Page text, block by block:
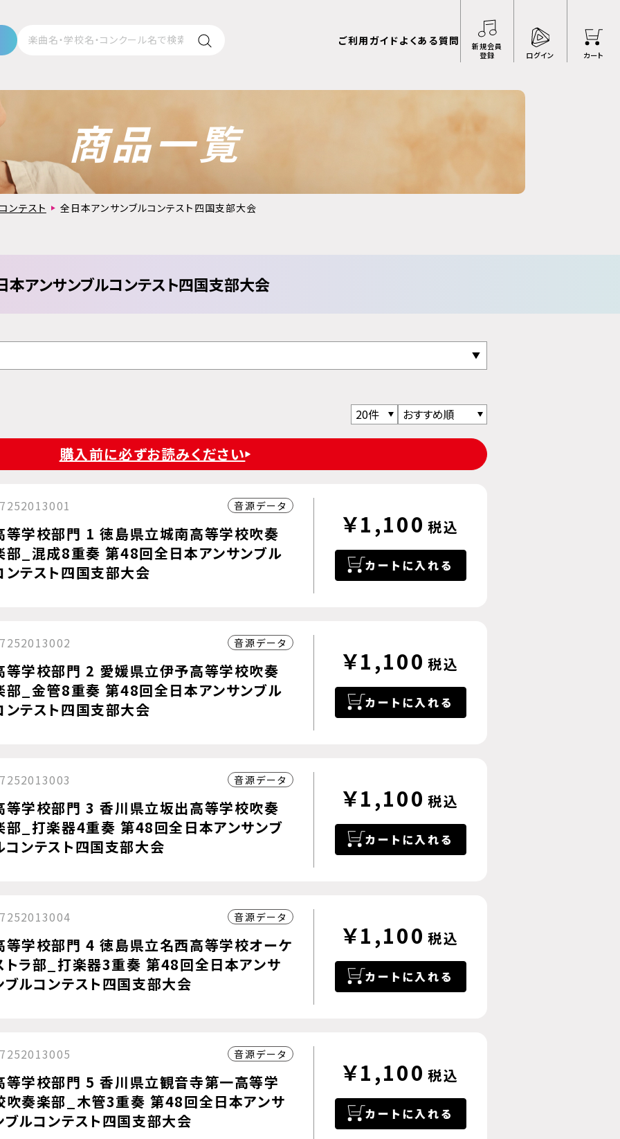
ご利用ガイドよくある質問
新規会員
登録
ログイン カート
商品一覧
ンテスト 全日本アンサンブルコンテスト四国支部大会
本アンサンブルコンテスト四国支部大会
購入前に必ずお読みください
音源データ
等学校部門 1 徳島県立城南高等学校吹奏
部_混成8重奏 第48回全日本アンサンブル
ンテスト四国支部大会
￥1,100 税込
カートに入れる
音源データ
等学校部門 2 愛媛県立伊予高等学校吹奏
部_金管8重奏 第48回全日本アンサンブル
ンテスト四国支部大会
￥1,100 税込
カートに入れる
音源データ
等学校部門 3 香川県立坂出高等学校吹奏
部_打楽器4重奏 第48回全日本アンサンブ
コンテスト四国支部大会
￥1,100 税込
カートに入れる
音源データ
等学校部門 4 徳島県立名西高等学校オーケ
トラ部_打楽器3重奏 第48回全日本アンサ
ブルコンテスト四国支部大会
￥1,100 税込
カートに入れる
音源データ
等学校部門 5 香川県立観音寺第一高等学
吹奏楽部_木管3重奏 第48回全日本アンサ
ブルコンテスト四国支部大会
￥1,100 税込
カートに入れる